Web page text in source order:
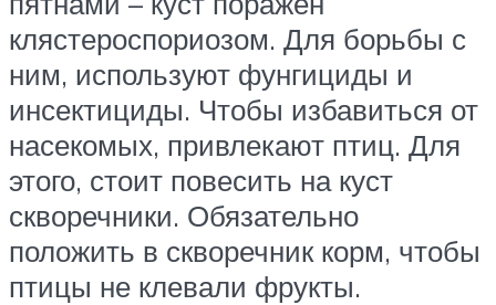
клястероспориозом. Для борьбы с
ним, используют фунгициды и
инсектициды. Чтобы избавиться от
насекомых, привлекают птиц. Для
этого, стоит повесить на куст
скворечники. Обязательно
положить в скворечник корм, чтобы
птицы не клевали фрукты.